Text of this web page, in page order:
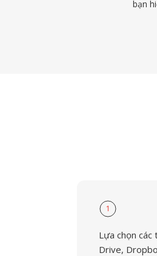
bạn
1
Lựa chọn
Drive,